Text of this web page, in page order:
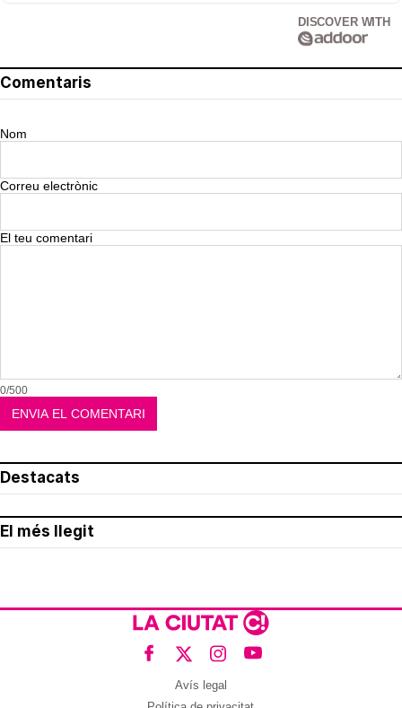
DISCOVER WITH
Comentaris
Nom
Correu electrònic
El teu comentari
0/500
Destacats
El més llegit
Avís legal